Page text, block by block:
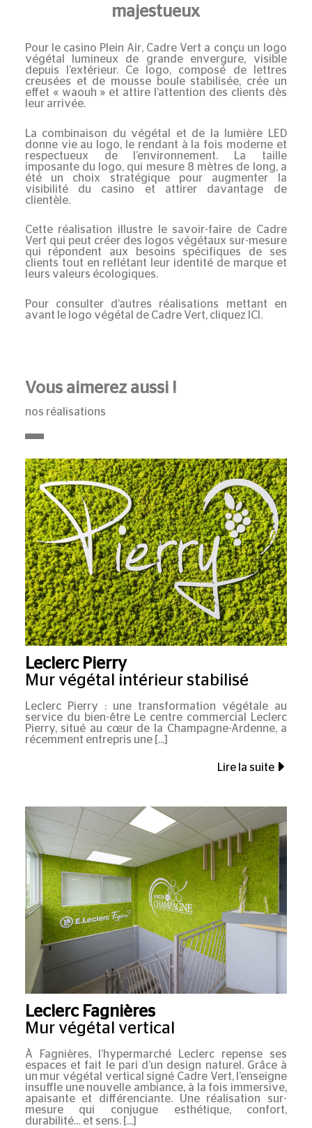
majestueux
Pour le casino Plein Air, Cadre Vert a conçu un
logo
végétal lumineux de grande envergure, visible
depuis l’extérieur. Ce logo, composé de lettres
creusées et de mousse boule stabilisée, crée un
effet « waouh » et attire l’attention des clients dès
leur arrivée.
La combinaison du végétal et de la lumière LED
donne vie au logo, le rendant à la fois moderne et
respectueux de l’environnement. La taille
imposante du logo, qui mesure 8 mètres de long, a
été un choix stratégique pour augmenter la
visibilité du casino et attirer davantage de
clientèle.
Cette réalisation illustre le savoir-faire de Cadre
Vert qui peut créer des logos végétaux sur-mesure
qui répondent aux besoins spécifiques de ses
clients tout en reflétant leur identité de marque et
leurs valeurs écologiques.
Pour consulter d’autres réalisations mettant en
avant le logo végétal de Cadre Vert, cliquez ICI .
Vous aimerez aussi !
nos réalisations
Leclerc Pierry
Mur végétal intérieur stabilisé
Leclerc Pierry : une transformation végétale au
service du bien-être Le centre commercial Leclerc
Pierry, situé au cœur de la Champagne-Ardenne, a
récemment entrepris une
Lire la suite
Leclerc Fagnières
Mur végétal vertical
À Fagnières, l’hypermarché Leclerc repense ses
espaces et fait le pari d’un design naturel. Grâce à
un mur végétal vertical signé Cadre Vert, l’enseigne
insuffle une nouvelle ambiance, à la fois immersive,
apaisante et différenciante. Une réalisation sur-
mesure qui conjugue esthétique, confort,
durabilité… et sens.